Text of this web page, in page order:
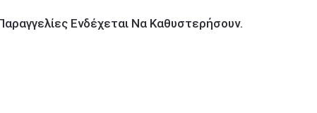
Ενδέχεται Να Καθυστερήσουν.